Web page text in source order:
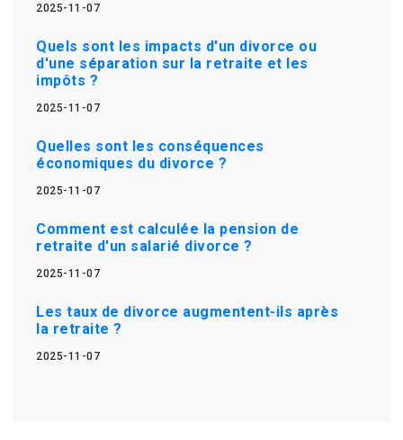
2025-11-07
Quels sont les impacts d'un divorce ou
d'une séparation sur la retraite et les
impôts ?
2025-11-07
Quelles sont les conséquences
économiques du divorce ?
2025-11-07
Comment est calculée la pension de
retraite d'un salarié divorce ?
2025-11-07
Les taux de divorce augmentent-ils après
la retraite ?
2025-11-07